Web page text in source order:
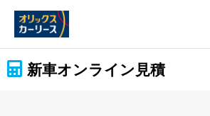
新車オンライン見積